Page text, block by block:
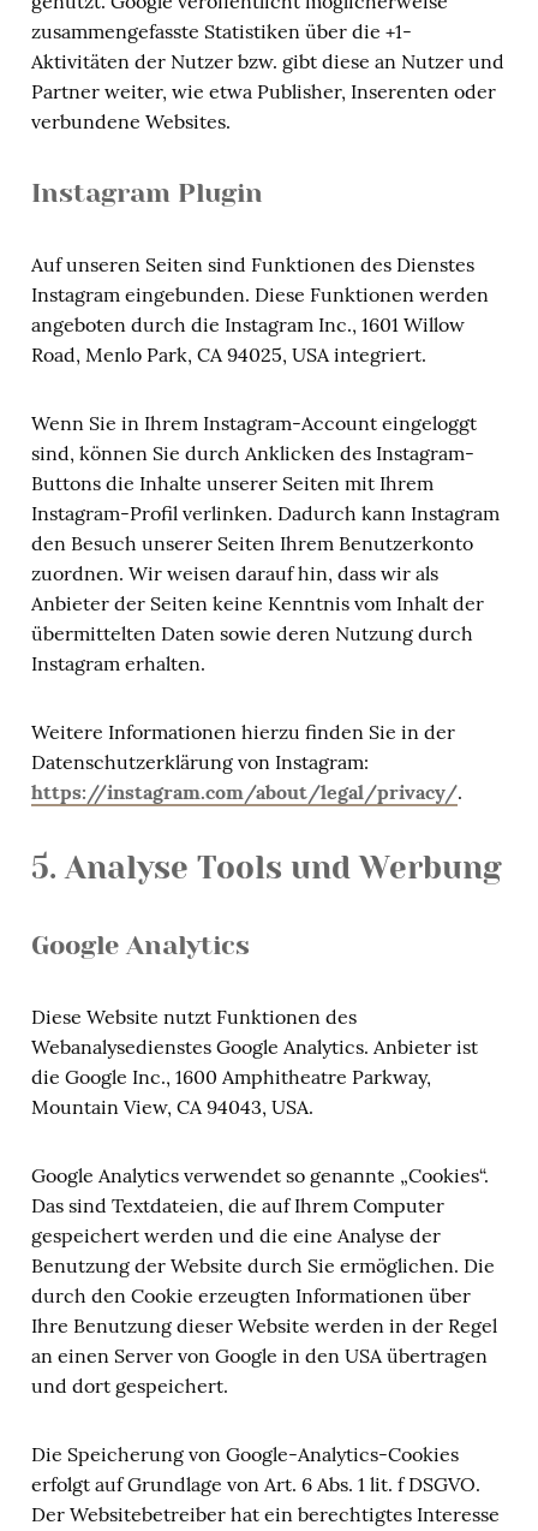
zusammengefasste Statistiken über die +1-
Aktivitäten der Nutzer bzw. gibt diese an Nutzer und
Partner weiter, wie etwa Publisher, Inserenten oder
verbundene Websites.
Instagram Plugin
Auf unseren Seiten sind Funktionen des Dienstes
Instagram eingebunden. Diese Funktionen werden
angeboten durch die Instagram Inc., 1601 Willow
Road, Menlo Park, CA 94025, USA integriert.
Wenn Sie in Ihrem Instagram-Account eingeloggt
sind, können Sie durch Anklicken des Instagram-
Buttons die Inhalte unserer Seiten mit Ihrem
Instagram-Profil verlinken. Dadurch kann Instagram
den Besuch unserer Seiten Ihrem Benutzerkonto
zuordnen. Wir weisen darauf hin, dass wir als
Anbieter der Seiten keine Kenntnis vom Inhalt der
übermittelten Daten sowie deren Nutzung durch
Instagram erhalten.
Weitere Informationen hierzu finden Sie in der
Datenschutzerklärung von Instagram:
https://instagram.com/about/legal/privacy/.
5. Analyse Tools und Werbung
Google Analytics
Diese Website nutzt Funktionen des
Webanalysedienstes Google Analytics. Anbieter ist
die Google Inc., 1600 Amphitheatre Parkway,
Mountain View, CA 94043, USA.
Google Analytics verwendet so genannte „Cookies“.
Das sind Textdateien, die auf Ihrem Computer
gespeichert werden und die eine Analyse der
Benutzung der Website durch Sie ermöglichen. Die
durch den Cookie erzeugten Informationen über
Ihre Benutzung dieser Website werden in der Regel
an einen Server von Google in den USA übertragen
und dort gespeichert.
Die Speicherung von Google-Analytics-Cookies
erfolgt auf Grundlage von Art. 6 Abs. 1 lit. f DSGVO.
Der Websitebetreiber hat ein berechtigtes Interesse